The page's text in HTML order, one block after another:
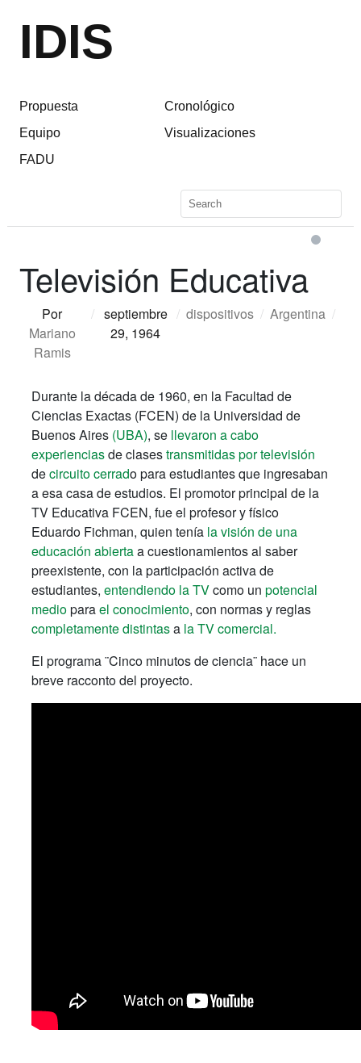
IDIS
Propuesta
Equipo
FADU
Cronológico
Visualizaciones
Televisión Educativa
Por
Mariano
Ramis
/ septiembre
29, 1964
/ dispositivos / Argentina /
Durante la década de 1960, en la Facultad de
Ciencias Exactas (FCEN) de la Universidad de
Buenos Aires (UBA), se llevaron a cabo
experienciasde clasestransmitidas por televisión
decircuito cerrado para estudiantes que ingresaban
a esa casa de estudios. El promotor principal de la
TV Educativa FCEN, fue el profesor y físico
Eduardo Fichman, quien tenía la visión de una
educación abiertaa cuestionamientos al saber
preexistente, con la participación activa de
estudiantes, entendiendo la TVcomo un potencial
medioparael conocimiento, con normas y reglas
completamente distintasa la TV comercial.
El programa ¨Cinco minutos de ciencia¨ hace un
breve racconto del proyecto.